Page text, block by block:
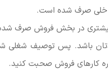
صرف شده است.
در بخش فروش صرف شده
باشد. پس توصیف شغلی
کارهای فروش صحبت کنید.